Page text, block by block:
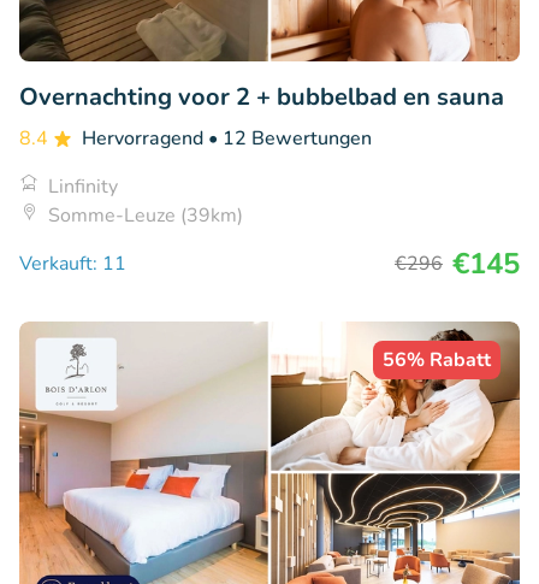
Overnachting voor 2 + bubbelbad en sauna
8.4 Hervorragend • 12 Bewertungen
Linfinity
Somme-Leuze (39km)
Verkauft: 11
€296 €145
56% Rabatt